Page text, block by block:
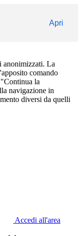
Apri
anonimizzati. La
comando
la
navigazione in
diversi da quelli
Accedi all'area